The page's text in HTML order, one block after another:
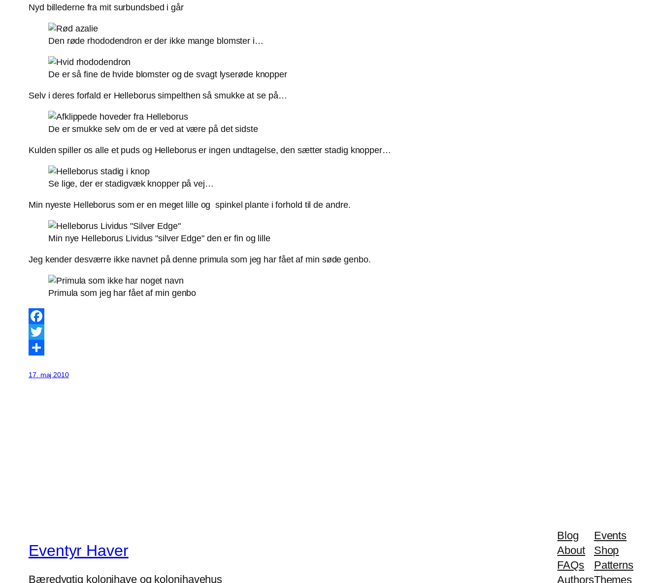
Nyd billederne fra mit surbundsbed i går
Den røde rhododendron er der ikke mange blomster i…
De er så fine de hvide blomster og de svagt lyserøde knopper
Selv i deres forfald er Helleborus simpelthen så smukke at se på…
De er smukke selv om de er ved at være på det sidste
Kulden spiller os alle et puds og Helleborus er ingen undtagelse, den sætter stadig knopper…
Se lige, der er stadigvæk knopper på vej…
Min nyeste Helleborus som er en meget lille og spinkel plante i forhold til de andre.
Min nye Helleborus Lividus "silver Edge" den er fin og lille
Jeg kender desværre ikke navnet på denne primula som jeg har fået af min søde genbo.
Primula som jeg har fået af min genbo
Facebook
Twitter
17. maj 2010
Eventyr Haver
Bæredygtig kolonihave og kolonihavehus
Blog
About
FAQs
Authors
Events
Shop
Patterns
Themes